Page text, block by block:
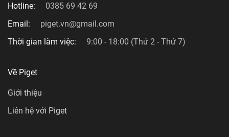
Hotline:
0385 69 42 69
Email:
piget.vn@gmail.com
Thời gian làm việc:
9:00 - 18:00 (Thứ 2 - Thứ 7)
Về Piget
Giới thiệu
Liên hệ với Piget